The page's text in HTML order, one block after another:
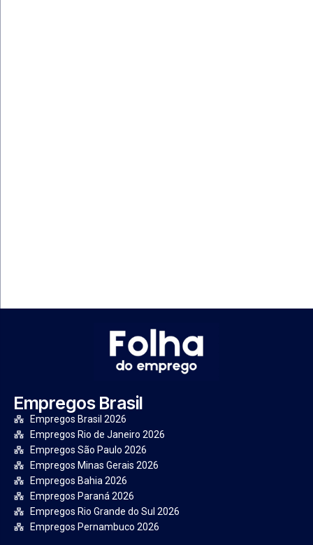
Empregos Brasil
Empregos Brasil 2026
Empregos Rio de Janeiro 2026
Empregos São Paulo 2026
Empregos Minas Gerais 2026
Empregos Bahia 2026
Empregos Paraná 2026
Empregos Rio Grande do Sul 2026
Empregos Pernambuco 2026